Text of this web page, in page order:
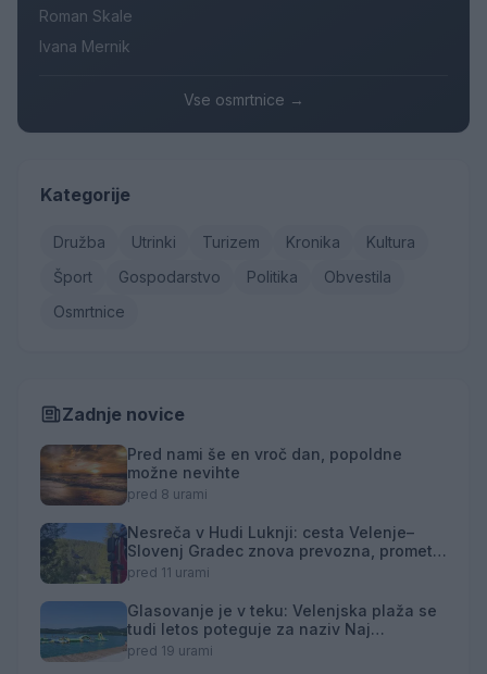
Roman Skale
Ivana Mernik
Vse osmrtnice →
Kategorije
Družba Utrinki Turizem Kronika
Kultura
Šport
Gospodarstvo Politika
Obvestila
Osmrtnice
Zadnje novice
Pred nami še en vroč dan, popoldne
možne nevihte
pred 8 urami
Nesreča v Hudi Luknji: cesta Velenje–
Slovenj Gradec znova prevozna, promet
izmenično enosmeren
pred 11 urami
Glasovanje je v teku: Velenjska plaža se
tudi letos poteguje za naziv Naj
kopališče
pred 19 urami